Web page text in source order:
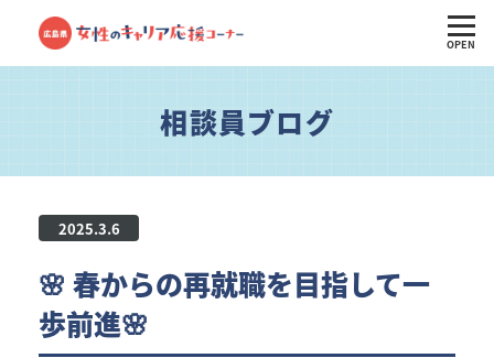
OPEN
相談員ブログ
2025.3.6
🌸 春からの再就職を目指して一
歩前進🌸